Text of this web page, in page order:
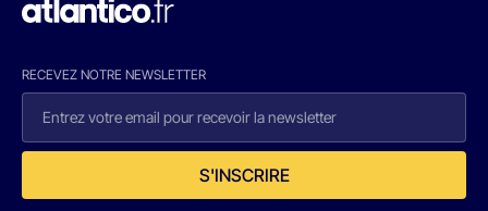
RECEVEZ NOTRE NEWSLETTER
S'INSCRIRE